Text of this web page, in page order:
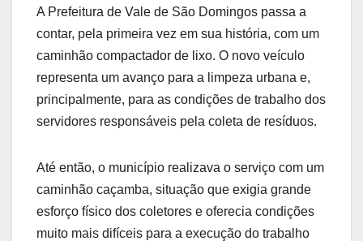
A Prefeitura de Vale de São Domingos passa a
contar, pela primeira vez em sua história, com um
caminhão compactador de lixo. O novo veículo
representa um avanço para a limpeza urbana e,
principalmente, para as condições de trabalho dos
servidores responsáveis pela coleta de resíduos.
Até então, o município realizava o serviço com um
caminhão caçamba, situação que exigia grande
esforço físico dos coletores e oferecia condições
muito mais difíceis para a execução do trabalho